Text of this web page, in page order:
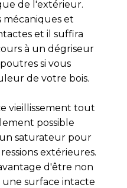
de l'extérieur.
mécaniques et
et il suffira
à un dégriseur
si vous
de votre bois.
vieillissement tout
possible
saturateur pour
extérieures.
d'être non
surface intacte